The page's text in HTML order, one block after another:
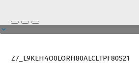
Z7_L9KEH4O0LORH80ALCLTPF80S21